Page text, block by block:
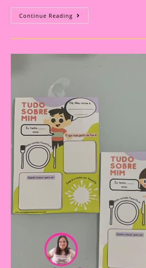
Continue Reading Atividade
Tudo